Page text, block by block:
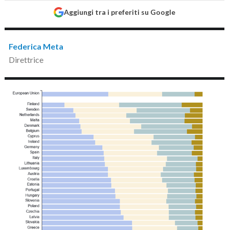
Aggiungi tra i preferiti su Google
Federica Meta
Direttrice